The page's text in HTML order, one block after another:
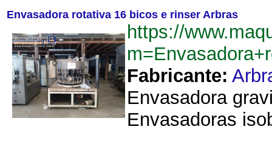
Envasadora rotativa 16 bicos e rinser Arbras
https://
Fabricante:
Envasadora
Envasadoras